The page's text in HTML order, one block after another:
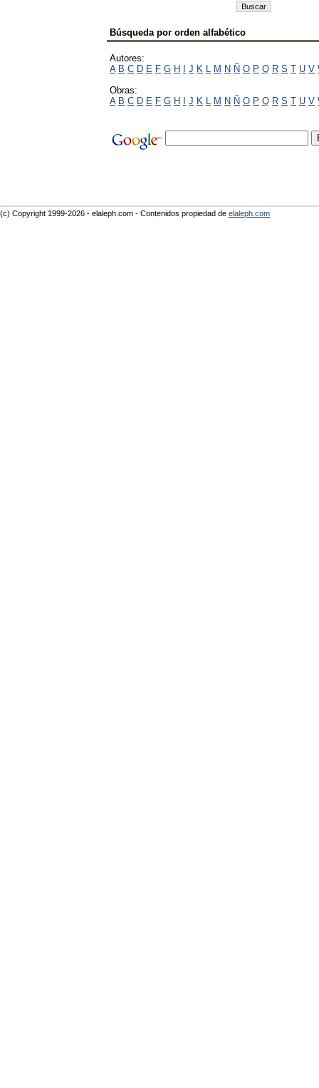
Búsqueda por orden alfabético
Autores:
A B C D E F G H I J K L M N Ñ O P Q R S T U V
Obras:
A B C D E F G H I J K L M N Ñ O P Q R S T U V
(c) Copyright 1999-2026 - elaleph.com - Contenidos propiedad de elaleph.com